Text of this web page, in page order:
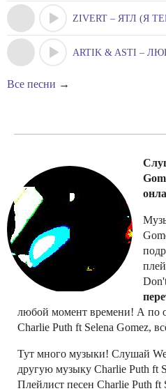
ZIVERT – ЯТЛ (Я
ARTIK & ASTI –
Все песни →
любой момент времени! А по
Charlie Puth ft Selena Gomez,
Тут много музыки! Слушай
другую музыку Charlie Puth ft
Плейлист песен Charlie Puth ft